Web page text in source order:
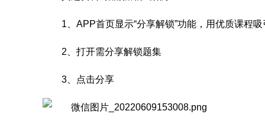
1、APP首页显示“分享解锁”功能，用优质课程
2、打开需分享解锁题集
3、点击分享